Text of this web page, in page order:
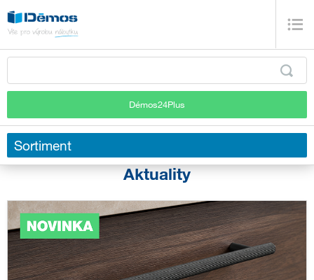
Démos24Plus
Sortiment
Aktuality